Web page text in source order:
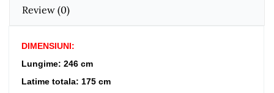
Review (0)
DIMENSIUNI:
Lungime: 246 cm
Latime totala: 175 cm